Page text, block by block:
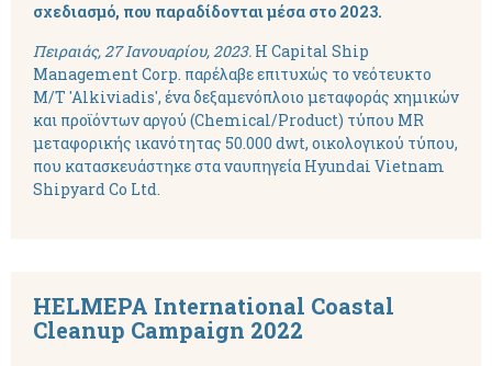
σχεδιασμό, που παραδίδονται μέσα στο 2023.
Πειραιάς, 27 Ιανουαρίου, 2023. Η Capital Ship
Management Corp. παρέλαβε επιτυχώς το νεότευκτο
M/T 'Alkiviadis', ένα δεξαμενόπλοιο μεταφοράς χημικών
και προϊόντων αργού (Chemical/Product) τύπου MR
μεταφορικής ικανότητας 50.000 dwt, οικολογικού τύπου,
που κατασκευάστηκε στα ναυπηγεία Hyundai Vietnam
Shipyard Co Ltd.
HELMEPA International Coastal
Cleanup Campaign 2022